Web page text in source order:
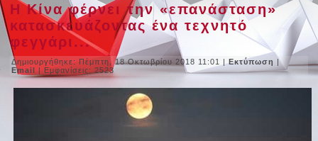
Η Κίνα φέρνει την «επανάσταση»
κατασκευάζοντας ένα τεχνητό
φεγγάρι...
Δημιουργήθηκε: Πέμπτη, 18 Οκτωβρίου 2018 11:01 |Εκτύπωση |
Email | Εμφανίσεις: 2523